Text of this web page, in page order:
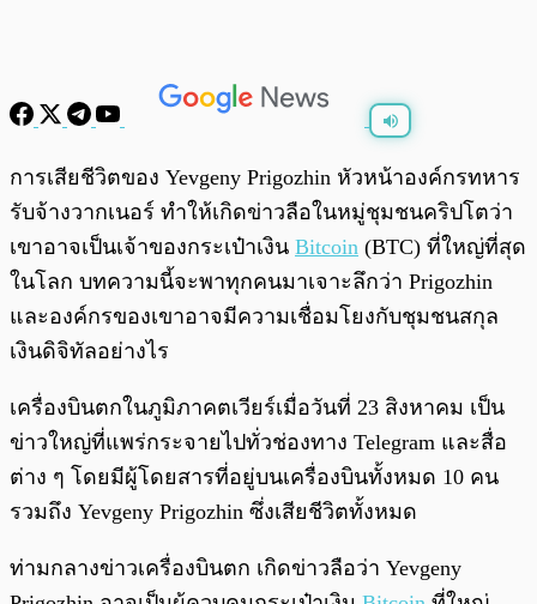
พร้อมเล่น /
การเสียชีวิตของ Yevgeny Prigozhin หัวหน้าองค์กรทหาร
รับจ้างวากเนอร์ ทำให้เกิดข่าวลือในหมู่ชุมชนคริปโตว่า
เขาอาจเป็นเจ้าของกระเป๋าเงิน Bitcoin (BTC) ที่ใหญ่ที่สุด
ในโลก บทความนี้จะพาทุกคนมาเจาะลึกว่า Prigozhin
และองค์กรของเขาอาจมีความเชื่อมโยงกับชุมชนสกุล
เงินดิจิทัลอย่างไร
เครื่องบินตกในภูมิภาคตเวียร์เมื่อวันที่ 23 สิงหาคม เป็น
ข่าวใหญ่ที่แพร่กระจายไปทั่วช่องทาง Telegram และสื่อ
ต่าง ๆ โดยมีผู้โดยสารที่อยู่บนเครื่องบินทั้งหมด 10 คน
รวมถึง Yevgeny Prigozhin ซึ่งเสียชีวิตทั้งหมด
ท่ามกลางข่าวเครื่องบินตก เกิดข่าวลือว่า Yevgeny